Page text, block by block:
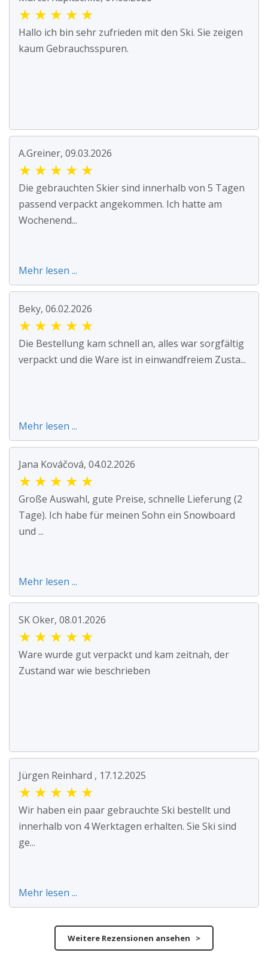
★ ★ ★ ★ ★
Hallo ich bin sehr zufrieden mit den Ski. Sie zeigen
kaum Gebrauchsspuren.
A.Greiner, 09.03.2026
★ ★ ★ ★ ★
Die gebrauchten Skier sind innerhalb von 5 Tagen
passend verpackt angekommen. Ich hatte am
Wochenend...
Mehr lesen ...
Beky, 06.02.2026
★ ★ ★ ★ ★
Die Bestellung kam schnell an, alles war sorgfältig
verpackt und die Ware ist in einwandfreiem Zusta...
Mehr lesen ...
Jana Kováčová, 04.02.2026
★ ★ ★ ★ ★
Große Auswahl, gute Preise, schnelle Lieferung (2
Tage). Ich habe für meinen Sohn ein Snowboard
und ...
Mehr lesen ...
SK Oker, 08.01.2026
★ ★ ★ ★ ★
Ware wurde gut verpackt und kam zeitnah, der
Zustand war wie beschrieben
Jürgen Reinhard , 17.12.2025
★ ★ ★ ★ ★
Wir haben ein paar gebrauchte Ski bestellt und
innerhalb von 4 Werktagen erhalten. Sie Ski sind
ge...
Mehr lesen ...
Weitere Rezensionen ansehen >